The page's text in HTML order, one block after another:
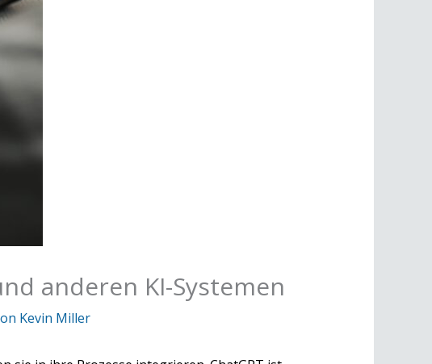
anderen KI-Systemen
Kevin Miller